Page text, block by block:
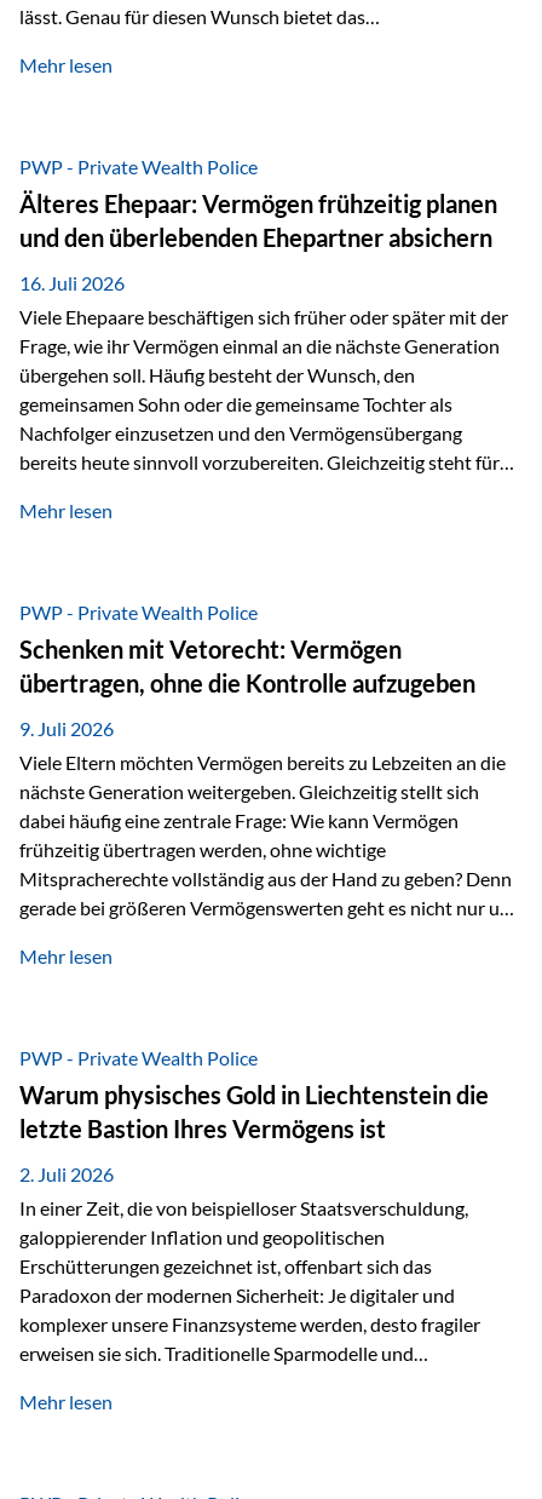
lässt. Genau für diesen Wunsch bietet das
Vienna-Life eine interessante Lösung. Es ermöglicht,
Ausgangssituation Stellen Sie sich folgende Familie vor: Die
Großeltern haben über viele Jahre Vermögen aufgebaut. Ihr
Wunsch ist es, dieses Vermögen nicht nur den eigenen
Kindern, sondern langfristig auch den Enkeln zukommen zu…
Mehr lesen
PWP - Private Wealth Police
Älteres Ehepaar: Vermögen frühzeitig planen
und den überlebenden Ehepartner absichern
16. Juli 2026
Viele Ehepaare beschäftigen sich früher oder später mit der
Frage, wie ihr Vermögen einmal an die nächste Generation
übergehen soll. Häufig besteht der Wunsch, den
gemeinsamen Sohn oder die gemeinsame Tochter als
Nachfolger einzusetzen und den Vermögensübergang
bereits heute sinnvoll vorzubereiten. Gleichzeitig steht für
passiert, wenn einer der beiden verstirbt? Der überlebende
Vermögen verfügen können. Genau für diese
Ausgangssituation bietet die Private Wealth Police der
Vienna-Life eine durchdachte Gestaltungsmöglichkeit. Die
Ausgangssituation Stellen Sie sich folgendes Beispiel vor:
Ein…
Mehr lesen
PWP - Private Wealth Police
Schenken mit Vetorecht: Vermögen
übertragen, ohne die Kontrolle aufzugeben
9. Juli 2026
Viele Eltern möchten Vermögen bereits zu Lebzeiten an die
nächste Generation weitergeben. Gleichzeitig stellt sich
dabei häufig eine zentrale Frage: Wie kann Vermögen
frühzeitig übertragen werden, ohne wichtige
Mitspracherechte vollständig aus der Hand zu geben? Denn
gerade bei größeren Vermögenswerten geht es nicht nur um
sicherzustellen, dass das Vermögen langfristig erhalten
folgende Situation vor: Ein Vater schenkt seiner Tochter
einen Teil seines Vermögens. Einige Jahre später möchte die
Tochter das Geld kurzfristig verwenden, um…
Mehr lesen
PWP - Private Wealth Police
Warum physisches Gold in Liechtenstein die
letzte Bastion Ihres Vermögens ist
2. Juli 2026
In einer Zeit, die von beispielloser Staatsverschuldung,
galoppierender Inflation und geopolitischen
Erschütterungen gezeichnet ist, offenbart sich das
Paradoxon der modernen Sicherheit: Je digitaler und
komplexer unsere Finanzsysteme werden, desto fragiler
erweisen sie sich. Traditionelle Sparmodelle und
unumstößlich galten, versagen angesichts der expansiven
Mehr lesen